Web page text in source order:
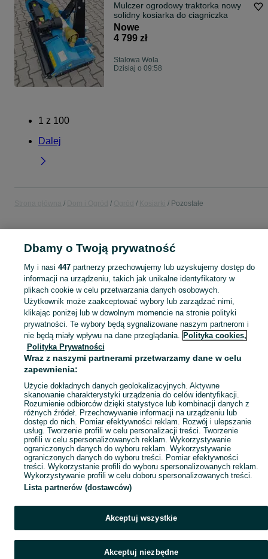
Mulczer ogrodowy traktorka nowy
solidny kosiarka do ciagniczka
Nowe
4 799 zł
Stalowa Wola
Dzisiaj o 09:58
1 z 100
Dalej
Pozostałe
KATEGORIA
Sprzedaż pozostałych kosiarek w Polsce ▶️ Szeroki wybór nowoczesnych modeli i marek ✅ Nowe i używane w atrakcyjnych cenach ☝ Sprawdź oferty na OLX.pl! Zobacz
Mapa kategorii
Mapa miejscowości
Mapa ministron
Popularne wyszukiwania
Dbamy o Twoją prywatność
My i nasi 447partnerzy przechowujemy lub uzyskujemy dostęp do
informacji na urządzeniu, takich jak unikalne identyfikatory w
plikach cookie w celu przetwarzania danych osobowych.
Użytkownik może zaakceptować wybory lub zarządzać nimi,
klikając poniżej lub w dowolnym momencie na stronie polityki
prywatności. Te wybory będą sygnalizowane naszym partnerom i
nie będą miały wpływu na dane przeglądania. Polityka cookies,
Polityka Prywatności
Wraz z naszymi partnerami przetwarzamy dane w celu
zapewnienia:
Użycie dokładnych danych geolokalizacyjnych. Aktywne
skanowanie charakterystyki urządzenia do celów identyfikacji.
Rozumienie odbiorców dzięki statystyce lub kombinacji danych z
różnych źródeł. Przechowywanie informacji na urządzeniu lub
dostęp do nich. Pomiar efektywności reklam. Rozwój i ulepszanie
usług. Tworzenie profili w celu personalizacji treści. Tworzenie
profili w celu spersonalizowanych reklam. Wykorzystywanie
ograniczonych danych do wyboru reklam. Wykorzystywanie
ograniczonych danych do wyboru treści. Pomiar efektywności
treści. Wykorzystanie profili do wyboru spersonalizowanych reklam.
Wykorzystywanie profili w celu doboru spersonalizowanych treści.
Lista partnerów (dostawców)
Akceptuj wszystkie
Akceptuj niezbędne